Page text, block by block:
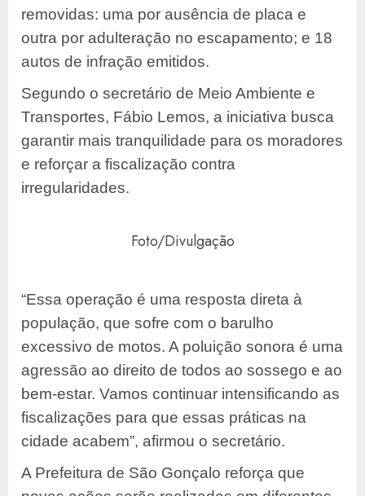
removidas: uma por ausência de placa e
outra por adulteração no escapamento; e 18
autos de infração emitidos.
Segundo o secretário de Meio Ambiente e
Transportes, Fábio Lemos, a iniciativa busca
garantir mais tranquilidade para os moradores
e reforçar a fiscalização contra
irregularidades.
Foto/Divulgação
“Essa operação é uma resposta direta à
população, que sofre com o barulho
excessivo de motos. A poluição sonora é uma
agressão ao direito de todos ao sossego e ao
bem-estar. Vamos continuar intensificando as
fiscalizações para que essas práticas na
cidade acabem”, afirmou o secretário.
A Prefeitura de São Gonçalo reforça que